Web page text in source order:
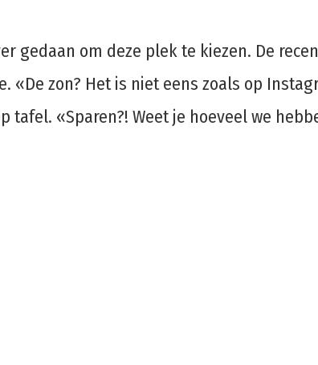
gedaan om deze plek te kiezen. De
«De zon? Het is niet eens zoals op
«Sparen?! Weet je hoeveel we